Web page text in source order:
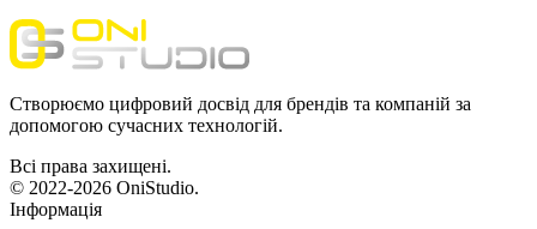
Створюємо цифровий досвід для брендів та компаній за
допомогою сучасних технологій.
Всі права захищені.
© 2022-2026 OniStudio.
Інформація